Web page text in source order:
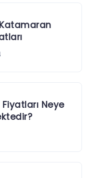
Neye